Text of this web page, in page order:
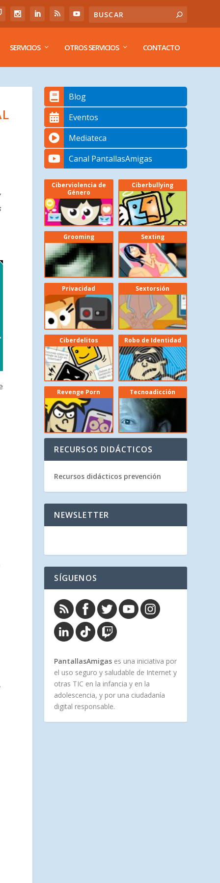
SERVICIOS OTROS SERVICIOS CONTACTO
Blog
Eventos
Mediateca
Canal PantallasAmigas
Ciberviolencia de
Género
Ciberbullying
Grooming Sexting
Privacidad Sextorsión
Ciberdelitos Robo de Identidad
Revenge Porn Tecnoadicción
RECURSOS DIDÁCTICOS
Recursos didácticos prevención
NEWSLETTER
SÍGUENOS
PantallasAmigas es una iniciativa por
el uso seguro y saludable de Internet y
otras TIC en la infancia y en la
adolescencia, y por una ciudadanía
digital responsable.